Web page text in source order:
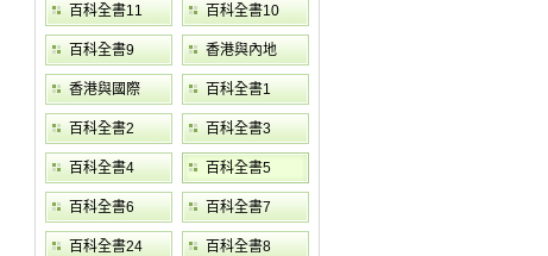
百科全書11 百科全書10
百科全書9 香港與內地
香港與國際 百科全書1
百科全書2 百科全書3
百科全書4 百科全書5
百科全書6 百科全書7
百科全書24 百科全書8